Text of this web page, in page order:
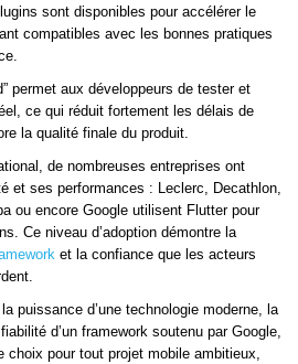
sont disponibles pour accélérer le
compatibles avec les bonnes pratiques
permet aux développeurs de tester et
ce qui réduit fortement les délais de
la qualité finale du produit.
de nombreuses entreprises ont
et ses performances : Leclerc, Decathlon,
ou encore Google utilisent Flutter pour
Ce niveau d’adoption démontre la
et la confiance que les acteurs
puissance d’une technologie moderne, la
d’un framework soutenu par Google,
choix pour tout projet mobile ambitieux,